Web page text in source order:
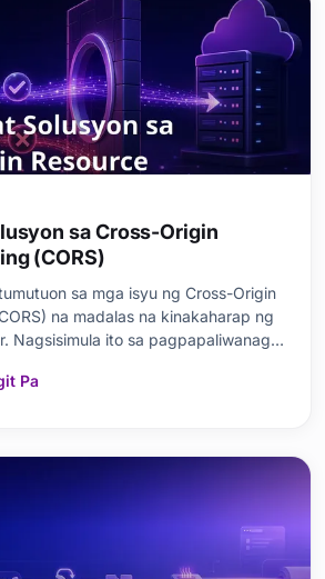
sa Cross-Origin
(CORS)
sa mga isyu ng Cross-Origin
na madalas na kinakaharap ng
Nagsisimula ito sa pagpapaliwanag
Pagkatapos, tinalakay nang
Pa